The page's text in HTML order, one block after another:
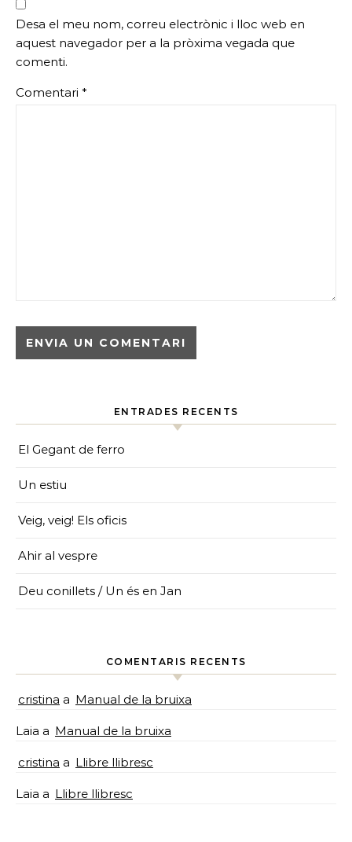
Desa el meu nom, correu electrònic i lloc web en
aquest navegador per a la pròxima vegada que
comenti.
Comentari *
ENTRADES RECENTS
El Gegant de ferro
Un estiu
Veig, veig! Els oficis
Ahir al vespre
Deu conillets / Un és en Jan
COMENTARIS RECENTS
cristina a Manual de la bruixa
Laia a Manual de la bruixa
cristina a Llibre llibresc
Laia a Llibre llibresc